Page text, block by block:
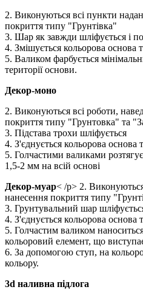
2. Виконуються всі пункти
покриття типу "Грунтівка"
3. Шар як завжди шліфується і
4. Змішується кольорова основа
5. Валиком фарбується
території основи.
Декор-моно
2. Виконуються всі роботи,
покриття типу "Грунтовка" та
3. Підстава трохи шліфується
4. З'єднується кольорова основа
5. Голчастими валиками
1,5-2 мм на всій основі
Декор-муар< /p> 2.
нанесення покриття типу
3. Грунтувальний шар
4. З'єднується кольорова основа
5. Голчастим валиком
кольоровий елемент, що
6. За допомогою ступ, на
кольору.
3d наливна підлога